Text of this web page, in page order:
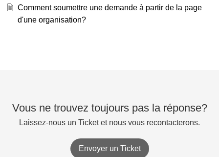
Comment soumettre une demande à partir de la page
d'une organisation?
Vous ne trouvez toujours pas la réponse?
Laissez-nous un Ticket et nous vous recontacterons.
Envoyer un Ticket